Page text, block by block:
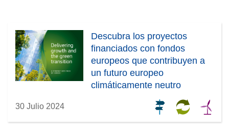
Descubra los proyectos
financiados con fondos
europeos que contribuyen a
un futuro europeo
climáticamente neutro
30 Julio 2024